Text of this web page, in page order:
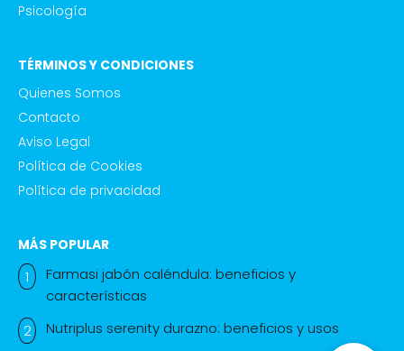
Psicología
TÉRMINOS Y CONDICIONES
Quienes Somos
Contacto
Aviso Legal
Política de Cookies
Política de privacidad
MÁS POPULAR
Farmasi jabón caléndula: beneficios y
características
Nutriplus serenity durazno: beneficios y usos